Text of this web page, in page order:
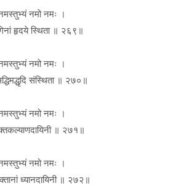
नमो नमः ।
हृदये स्थिता ॥ २६९॥
नमो नमः ।
संस्थिता ॥ २७०॥
नमो नमः ।
॥ २७१॥
नमो नमः ।
ध्यानदायिनी ॥ २७२॥